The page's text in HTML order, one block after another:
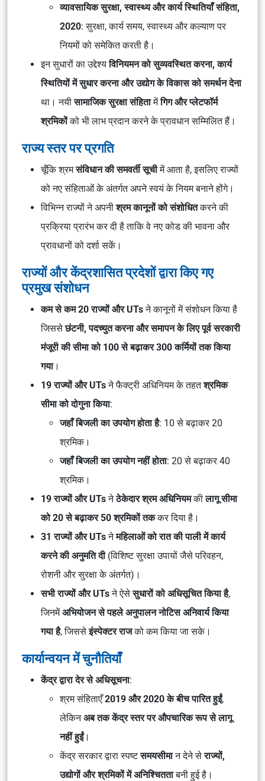
व्यावसायिक सुरक्षा, स्वास्थ्य और कार्य स्थितियाँ संहिता,
2020: सुरक्षा, कार्य समय, स्वास्थ्य और कल्याण पर
नियमों को समेकित करती है।
इन सुधारों का उद्देश्यविनियमन को सुव्यवस्थित करना, कार्य
स्थितियों में सुधार करना और उद्योग के विकास को समर्थन देना
था। नयीसामाजिक सुरक्षा संहितामेंगिग और प्लेटफॉर्म
श्रमिकोंको भी लाभ प्रदान करने के प्रावधान सम्मिलित हैं।
राज्य स्तर पर प्रगति
चूँकि श्रमसंविधान की समवर्ती सूचीमें आता है, इसलिए राज्यों
को नए संहिताओं के अंतर्गत अपने स्वयं के नियम बनाने होंगे।
विभिन्न राज्यों ने अपनीश्रम कानूनों को संशोधितकरने की
प्रक्रिया प्रारंभ कर दी है ताकि वे नए कोड की भावना और
प्रावधानों को दर्शा सकें।
राज्यों और केंद्रशासित प्रदेशों द्वारा किए गए
प्रमुख संशोधन
कम से कम 20 राज्यों और UTsने कानूनों में संशोधन किया है
जिससेछंटनी, पदच्युत करना और समापन के लिए पूर्व सरकारी
मंजूरी की सीमा को 100 से बढ़ाकर 300 कर्मियों तक किया
गया।
19 राज्यों और UTsने फैक्ट्री अधिनियम के तहतश्रमिक
सीमा को दोगुना किया:
जहाँ बिजली का उपयोग होता है: 10 से बढ़ाकर 20
श्रमिक।
जहाँ बिजली का उपयोग नहीं होता: 20 से बढ़ाकर 40
श्रमिक।
19 राज्यों और UTsनेठेकेदार श्रम अधिनियमकीलागू सीमा
को 20 से बढ़ाकर 50 श्रमिकों तककर दिया है।
31 राज्यों और UTsनेमहिलाओं को रात की पाली में कार्य
करने की अनुमति दी(विशिष्ट सुरक्षा उपायों जैसे परिवहन,
रोशनी और सुरक्षा के अंतर्गत)।
सभी राज्यों और UTsने ऐसेसुधारों को अधिसूचित किया है,
जिनमेंअभियोजन से पहले अनुपालन नोटिस अनिवार्य किया
गया है, जिससेइंस्पेक्टर राजको कम किया जा सके।
कार्यान्वयन में चुनौतियाँ
केंद्र द्वारा देर से अधिसूचना:
श्रम संहिताएँ2019 और 2020 के बीच पारित हुईं,
लेकिनअब तक केंद्र स्तर पर औपचारिक रूप से लागू
नहीं हुईं।
केंद्र सरकार द्वारा स्पष्टसमयसीमान देने सेराज्यों,
उद्योगों और श्रमिकों में अनिश्चितताबनी हुई है।